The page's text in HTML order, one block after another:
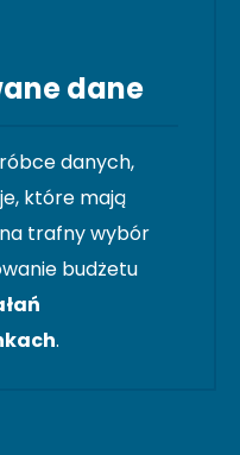
dane
danych,
które mają
trafny wybór
budżetu
.